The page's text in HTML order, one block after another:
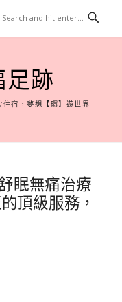
足跡
宿，夢想【環】遊世界
眠無痛治療
頂級服務，